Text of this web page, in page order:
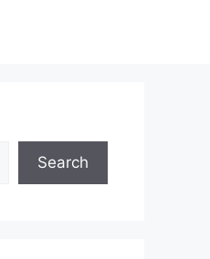
Search